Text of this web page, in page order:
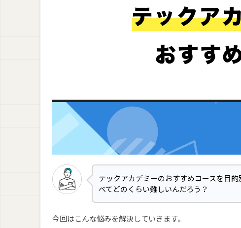
テックアカデミーのおすすめコースを目
べてどのくらい難しいんだろう？
今回はこんな悩みを解決していきます。